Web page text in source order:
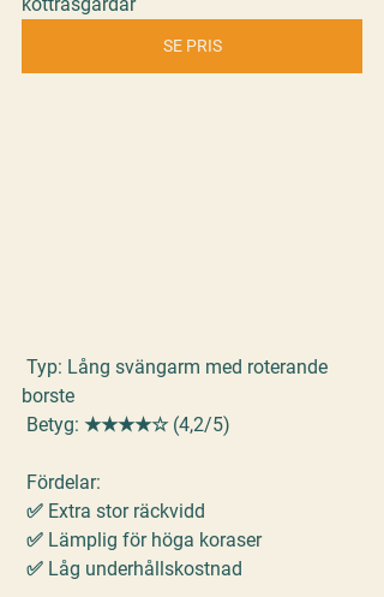
SE PRIS
Typ: Lång svängarm med roterande
borste
Betyg: ★★★★☆ (4,2/5)
Fördelar:
✅ Extra stor räckvidd
✅ Lämplig för höga koraser
✅ Låg underhållskostnad